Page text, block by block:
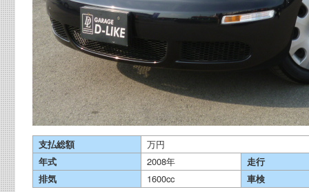
支払総額
万円
年式
2008年
走行
排気
1600cc 車検